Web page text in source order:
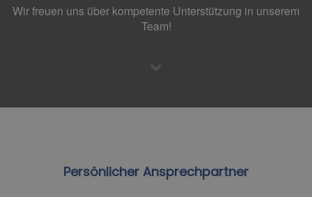
Wir freuen uns über kompetente Unterstützung in unserem
Team!
Persönlicher Ansprechpartner